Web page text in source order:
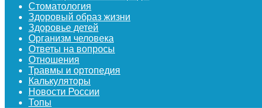
Стоматология
Здоровый образ жизни
Здоровье детей
Организм человека
Ответы на вопросы
Отношения
Травмы и ортопедия
Калькуляторы
Новости России
Топы